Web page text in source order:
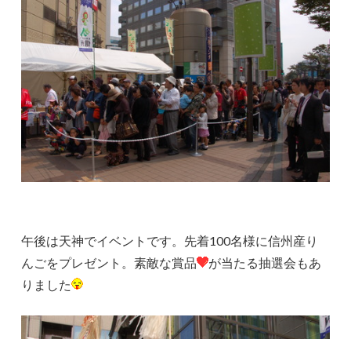
午後は天神でイベントです。先着100名様に信州産り
んごをプレゼント。素敵な賞品
が当たる抽選会もあ
りました